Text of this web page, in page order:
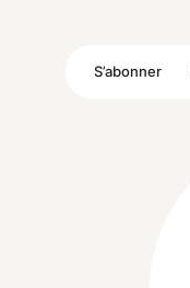
S’abonner